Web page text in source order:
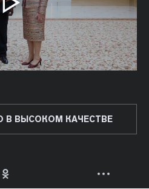
В ВЫСОКОМ КАЧЕСТВЕ